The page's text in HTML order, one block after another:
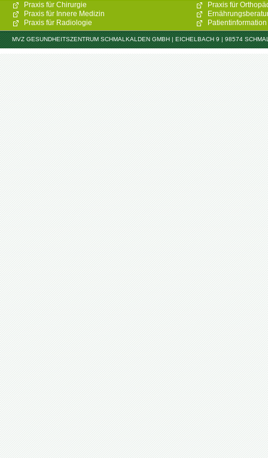
Praxis für Chirurgie
Praxis für Innere Medizin
Praxis für Radiologie
Praxis für
Patientinformation
MVZ GESUNDHEITSZENTRUM SCHMALKALDEN GMBH | EICHELBACH 9 | 98574